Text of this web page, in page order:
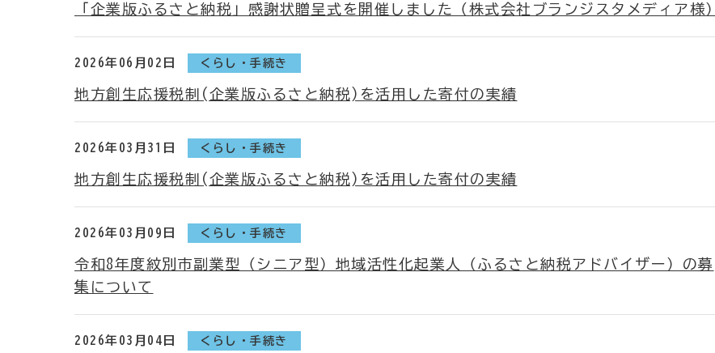
「企業版ふるさと納税」感謝状贈呈式を開催しました（株式会社ブランジスタメディア様）
2026年06月02日 くらし・手続き
地方創生応援税制(企業版ふるさと納税)を活用した寄付の実績
2026年03月31日 くらし・手続き
地方創生応援税制(企業版ふるさと納税)を活用した寄付の実績
2026年03月09日 くらし・手続き
令和8年度紋別市副業型（シニア型）地域活性化起業人（ふるさと納税アドバイザー）の募
集について
2026年03月04日 くらし・手続き